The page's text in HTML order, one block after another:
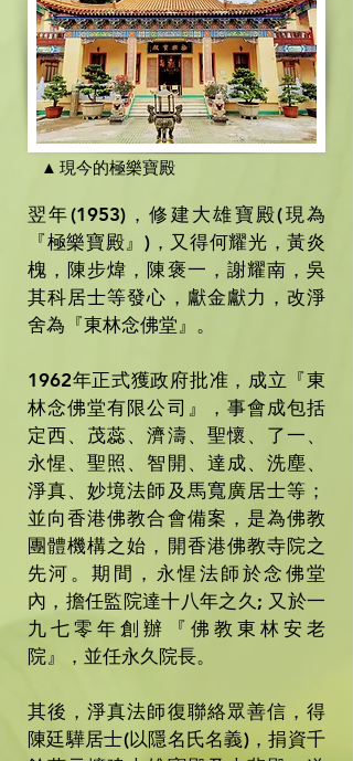
▲ 現今的極樂寶殿
翌年(1953)，修建大雄寶殿(現為
『極樂寶殿』)，又得何耀光，黃炎
槐，陳步煒，陳褒一，謝耀南，吳
其科居士等發心，獻金獻力，改淨
舍為『東林念佛堂』。
1962年正式獲政府批准，成立『東
林念佛堂有限公司』，事會成包括
定西、茂蕊、濟濤、聖懷、了一、
永惺、聖照、智開、達成、洗塵、
淨真、妙境法師及馬寬廣居士等；
並向香港佛教合會備案，是為佛教
團體機構之始，開香港佛教寺院之
先河。期間，永惺法師於念佛堂
內，擔任監院達十八年之久; 又於一
九七零年創辦『佛教東林安老
院』，並任永久院長。
其後，淨真法師復聯絡眾善信，得
陳廷驊居士(以隱名氏名義)，捐資千